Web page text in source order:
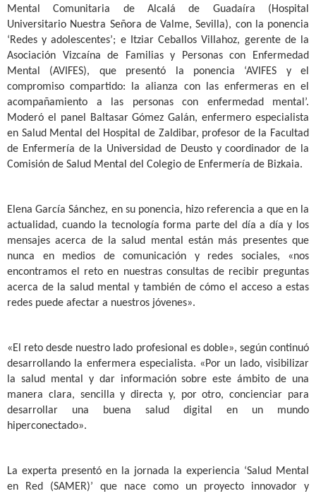
Mental Comunitaria de Alcalá de Guadaíra (Hospital
Universitario Nuestra Señora de Valme, Sevilla), con la ponencia
‘Redes y adolescentes’; e Itziar Ceballos Villahoz, gerente de la
Asociación Vizcaína de Familias y Personas con Enfermedad
Mental (AVIFES), que presentó la ponencia ‘AVIFES y el
compromiso compartido: la alianza con las enfermeras en el
acompañamiento a las personas con enfermedad mental’.
Moderó el panel Baltasar Gómez Galán, enfermero especialista
en Salud Mental del Hospital de Zaldibar, profesor de la Facultad
de Enfermería de la Universidad de Deusto y coordinador de la
Comisión de Salud Mental del Colegio de Enfermería de Bizkaia.
Elena García Sánchez, en su ponencia, hizo referencia a que en la
actualidad, cuando la tecnología forma parte del día a día y los
mensajes acerca de la salud mental están más presentes que
nunca en medios de comunicación y redes sociales, «nos
encontramos el reto en nuestras consultas de recibir preguntas
acerca de la salud mental y también de cómo el acceso a estas
redes puede afectar a nuestros jóvenes».
«El reto desde nuestro lado profesional es doble», según continuó
desarrollando la enfermera especialista. «Por un lado, visibilizar
la salud mental y dar información sobre este ámbito de una
manera clara, sencilla y directa y, por otro, concienciar para
desarrollar una buena salud digital en un mundo
hiperconectado».
La experta presentó en la jornada la experiencia ‘Salud Mental
en Red (SAMER)’ que nace como un proyecto innovador y